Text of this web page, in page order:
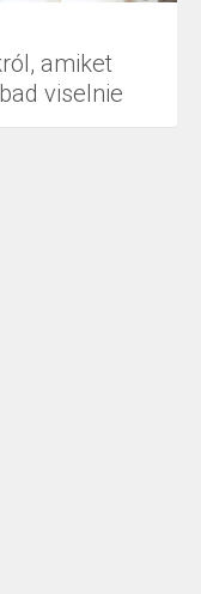
amiket
viselnie